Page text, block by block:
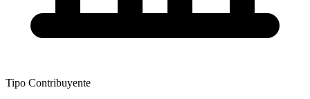
Tipo Contribuyente